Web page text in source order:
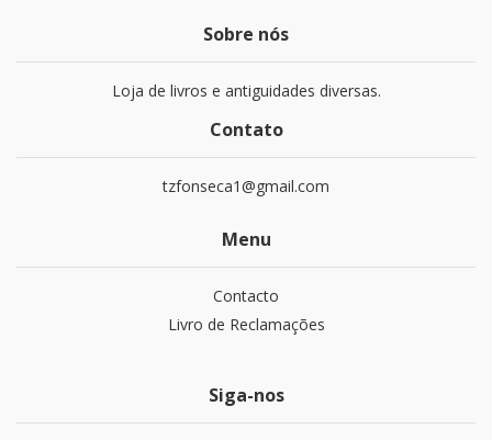
Sobre nós
Loja de livros e antiguidades diversas.
Contato
tzfonseca1@gmail.com
Menu
Contacto
Livro de Reclamações
Siga-nos